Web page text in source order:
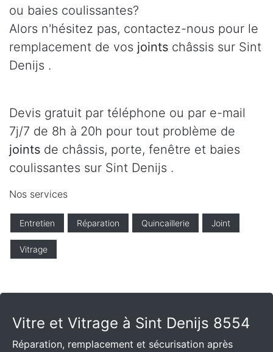
ou baies coulissantes?
Alors n'hésitez pas, contactez-nous pour le
remplacement de vos joints châssis sur Sint
Denijs .
Devis gratuit par téléphone ou par e-mail
7j/7 de 8h à 20h pour tout problème de
joints de châssis, porte, fenêtre et baies
coulissantes sur Sint Denijs .
Nos services
Entretien Réparation Quincaillerie Joint
Vitrage
Vitre et Vitrage à Sint Denijs 8554
Réparation, remplacement et sécurisation après